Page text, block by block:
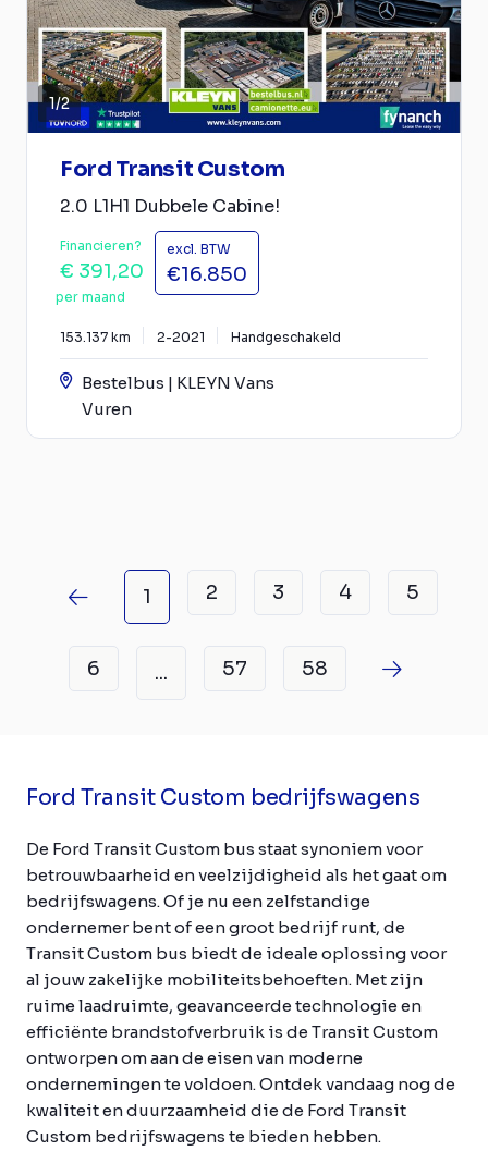
1/2
Ford Transit Custom
2.0 L1H1 Dubbele Cabine!
Financieren?
€ 391,20
per maand
excl. BTW
€16.850
153.137 km 2-2021 Handgeschakeld
Bestelbus | KLEYN Vans
Vuren
1 2 3 4 5
6 ... 57 58
Ford Transit Custom bedrijfswagens
De Ford Transit Custom bus staat synoniem voor
betrouwbaarheid en veelzijdigheid als het gaat om
bedrijfswagens. Of je nu een zelfstandige
ondernemer bent of een groot bedrijf runt, de
Transit Custom bus biedt de ideale oplossing voor
al jouw zakelijke mobiliteitsbehoeften. Met zijn
ruime laadruimte, geavanceerde technologie en
efficiënte brandstofverbruik is de Transit Custom
ontworpen om aan de eisen van moderne
ondernemingen te voldoen. Ontdek vandaag nog de
kwaliteit en duurzaamheid die de Ford Transit
Custom bedrijfswagens te bieden hebben.